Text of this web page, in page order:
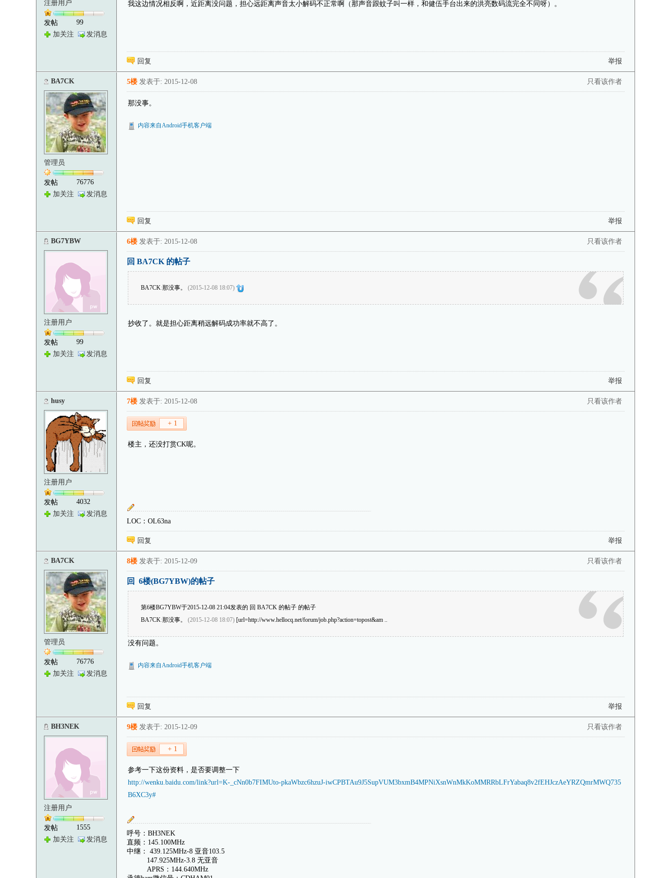
注册用户
发帖
99
加关注
发消息
我这边情况相反啊，近距离没问题，担心远距离声音太小解码不正常啊（那声音跟蚊子叫一样，和健伍手台出来的洪亮数码流完全不同呀）。
回复 举报
BA7CK
管理员
发帖
76776
加关注
发消息
只看该作者
5楼 发表于: 2015-12-08
那没事。
内容来自Android手机客户端
回复 举报
BG7YBW
注册用户
发帖
99
加关注
发消息
只看该作者
6楼 发表于: 2015-12-08
回 BA7CK 的帖子
BA7CK:那没事。 (2015-12-08 18:07)
抄收了。就是担心距离稍远解码成功率就不高了。
回复 举报
husy
注册用户
发帖
4032
加关注
发消息
只看该作者
7楼 发表于: 2015-12-08
+ 1
楼主，还没打赏CK呢。
LOC：OL63na
回复 举报
BA7CK
管理员
发帖
76776
加关注
发消息
只看该作者
8楼 发表于: 2015-12-09
回 6楼(BG7YBW)的帖子
第6楼BG7YBW于2015-12-08 21:04发表的 回 BA7CK 的帖子 的帖子
BA7CK:那没事。 (2015-12-08 18:07) [url=http://www.hellocq.net/forum/job.php?action=topost&am ..
没有问题。
内容来自Android手机客户端
回复 举报
BH3NEK
注册用户
发帖
1555
加关注
发消息
只看该作者
9楼 发表于: 2015-12-09
+ 1
参考一下这份资料，是否要调整一下
http://wenku.baidu.com/link?url=K-_cNn0b7FIMUto-pkaWbzc6hzuJ-iwCPBTAu9J5SupVUM3bxmB4MPNiXsnWnMkKoMMRRbLFrYabaq8v2fEHJczAeYRZQmrMWQ735
B6XC3y#
呼号：BH3NEK
直频：145.100MHz
中继： 439.125MHz-8 亚音103.5
147.925MHz-3.8 无亚音
APRS：144.640MHz